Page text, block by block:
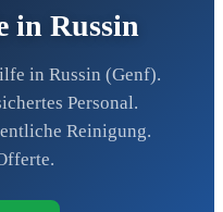
in Russin
in Russin (Genf).
Personal.
Reinigung.